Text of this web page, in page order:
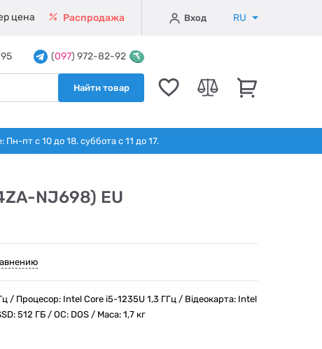
цена Распродажа Вход RU
(097) 972-82-92
Найти товар
пт с 10 до 18. суббота с 11 до 17.
NJ698) EU
/ Процесор: Intel Core i5-1235U 1,3 ГГц / Відеокарта: Intel
512 ГБ / ОС: DOS / Маса: 1,7 кг